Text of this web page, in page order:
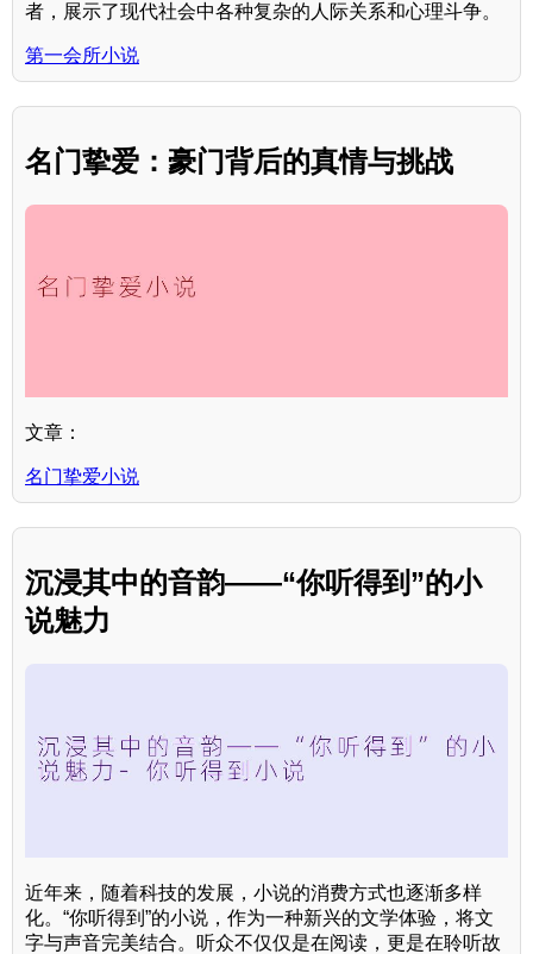
者，展示了现代社会中各种复杂的人际关系和心理斗争。
第一会所小说
名门挚爱：豪门背后的真情与挑战
文章：
名门挚爱小说
沉浸其中的音韵——“你听得到”的小
说魅力
近年来，随着科技的发展，小说的消费方式也逐渐多样
化。“你听得到”的小说，作为一种新兴的文学体验，将文
字与声音完美结合。听众不仅仅是在阅读，更是在聆听故